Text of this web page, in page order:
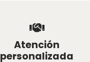
Atención
personalizada